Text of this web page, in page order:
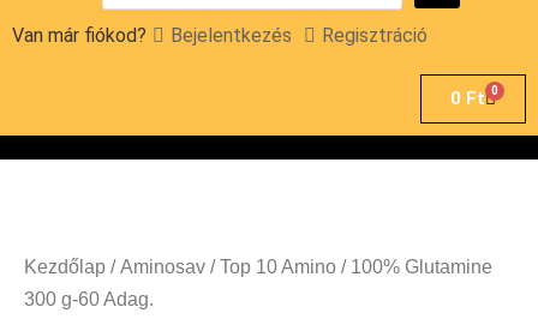
Van már fiókod? Bejelentkezés Regisztráció
0 Ft 0
Kezdőlap /Aminosav /Top 10 Amino / 100% Glutamine
300 g-60 Adag.